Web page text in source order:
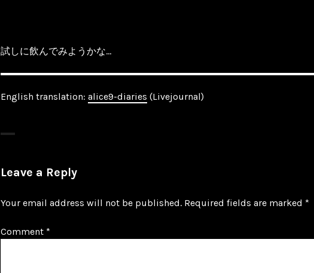
試しに飲んでみようかな…
English translation: alice9-diaries (Livejournal)
Leave a Reply
Your email address will not be published. Required fields are marked *
Comment *